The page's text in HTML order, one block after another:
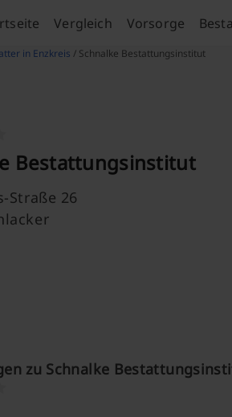
Vergleich Vorsorge
in Enzkreis / Schnalke Bestattungsinstitut
Bestattungsinstitut
Straße 26
zu Schnalke